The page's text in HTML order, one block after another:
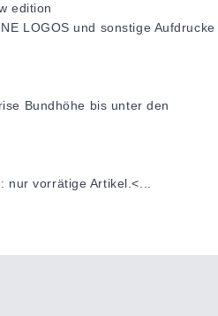
edition
LOGOS und sonstige Aufdrucke
Bundhöhe bis unter den
nur vorrätige Artikel.<...